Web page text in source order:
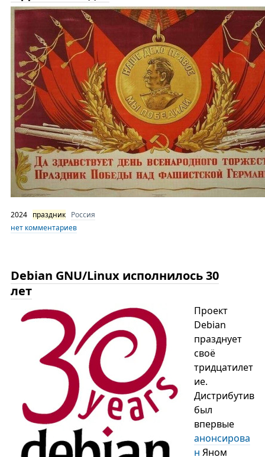
2024 праздник Россия
нет комментариев
Debian GNU/Linux исполнилось 30
лет
Проект
Debian
празднует
своё
тридцатилет
ие.
Дистрибутив
был
впервые
анонсирова
н Яном